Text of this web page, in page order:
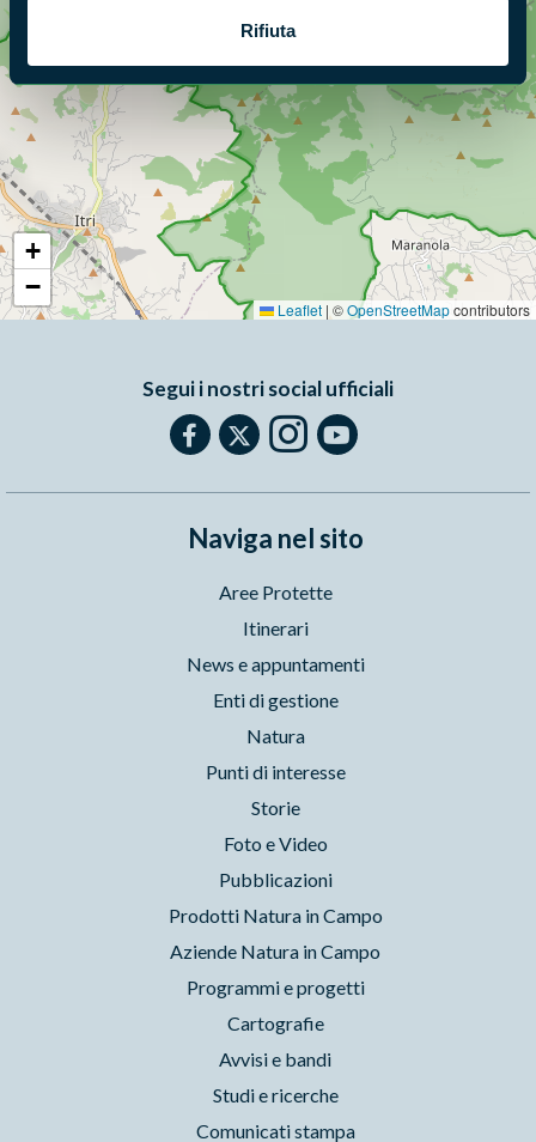
Rifiuta
+
−
Leaflet | ©OpenStreetMapcontributors
Segui i nostri social ufficiali
Naviga nel sito
Aree Protette
Itinerari
News e appuntamenti
Enti di gestione
Natura
Punti di interesse
Storie
Foto e Video
Pubblicazioni
Prodotti Natura in Campo
Aziende Natura in Campo
Programmi e progetti
Cartografie
Avvisi e bandi
Studi e ricerche
Comunicati stampa